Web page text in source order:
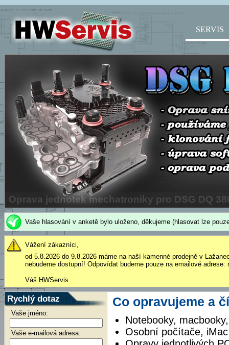
SERVIS
Vaše hlasování v anketě bylo uloženo, děkujeme (hlasovat lze
Vážení zákazníci,
od 5.8.2026 do 9.8.2026 máme na naší kamenné prodejně v
nebudeme dostupní! Odpovídat budeme pouze na emailové
Váš HWServis
Rychlý dotaz
Vaše jméno:
Vaše e-mailová adresa:
Co opravujeme a
Notebooky,
Osobní počítače,